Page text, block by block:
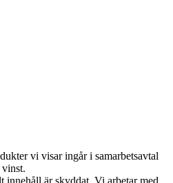
vi visar ingår i samarbetsavtal
vinst.
är skyddat. Vi arbetar med